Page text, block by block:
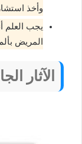
وأخذ
يجب العلم
المريض
الآثار